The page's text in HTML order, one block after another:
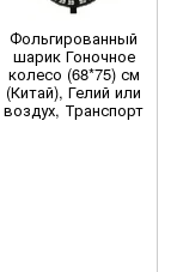
Фольгированный
шарик Гоночное
колесо (68*75) см
(Китай), Гелий или
воздух, Транспорт